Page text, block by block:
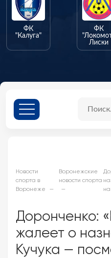
ФК
"Калуга"
ФК
Лиски
Новости
спорта в
Воронеже
Воронежские
новости спорта
на
Доронченко:
жалеет о
Кучука —